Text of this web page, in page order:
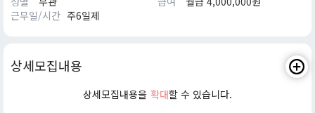
근무일/시간 주6일제
상세모집내용
상세모집내용을 확대할 수 있습니다.